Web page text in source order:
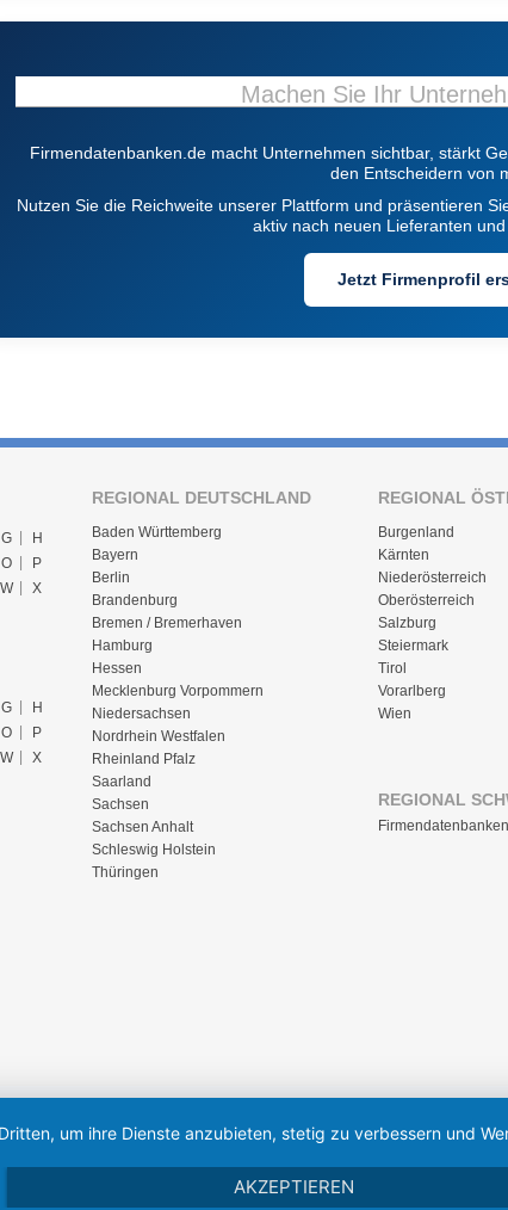
Machen Sie Ihr
Firmendatenbanken.de macht Unternehmen sichtbar, stärkt
den Entscheidern von
Nutzen Sie die Reichweite unserer Plattform und präsentieren
aktiv nach neuen Lieferanten
Jetzt Firmenprofil
G
H
O
P
W
X
G
H
O
P
W
X
REGIONAL DEUTSCHLAND
Baden Württemberg
Bayern
Berlin
Brandenburg
Bremen / Bremerhaven
Hamburg
Hessen
Mecklenburg Vorpommern
Niedersachsen
Nordrhein Westfalen
Rheinland Pfalz
Saarland
Sachsen
Sachsen Anhalt
Schleswig Holstein
Thüringen
REGIONAL
Burgenland
Kärnten
Niederösterreich
Oberösterreich
Salzburg
Steiermark
Tirol
Vorarlberg
Wien
REGIONAL
um ihre Dienste anzubieten, stetig zu verbessern und
AKZEPTIEREN